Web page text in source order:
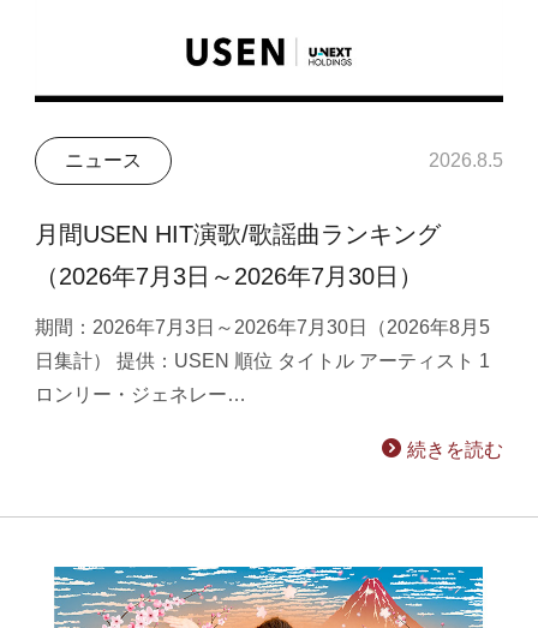
ニュース 2026.8.5
月間USEN HIT演歌/歌謡曲ランキング
（2026年7月3日～2026年7月30日）
期間：2026年7月3日～2026年7月30日（2026年8月5
日集計） 提供：USEN 順位 タイトル アーティスト 1
ロンリー・ジェネレー…
続きを読む